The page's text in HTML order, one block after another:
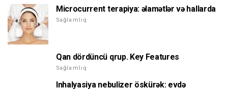
Microcurrent terapiya: əlamətlər və hallarda
Sağlamlıq
Qan dördüncü qrup. Key Features
Sağlamlıq
Inhalyasiya nebulizer öskürək: evdə